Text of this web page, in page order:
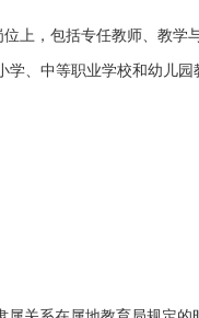
上，包括专任教师、教学
学、中等职业学校和幼儿园